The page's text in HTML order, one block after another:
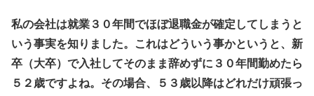
私の会社は就業３０年間でほぼ退職金が確定してしまうと
いう事実を知りました。これはどういう事かというと、新
卒（大卒）で入社してそのまま辞めずに３０年間勤めたら
５２歳ですよね。その場合、５３歳以降はどれだけ頑張っ